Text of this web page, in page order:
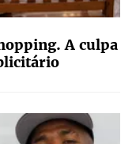
A culpa